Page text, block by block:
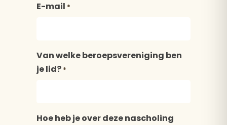
E-mail *
Van welke beroepsvereniging ben
je lid? *
Hoe heb je over deze nascholing